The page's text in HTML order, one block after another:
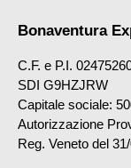
Bonaventura
C.F. e P.I.
SDI G9HZJRW
Capitale sociale:
Autorizzazione
Reg. Veneto del